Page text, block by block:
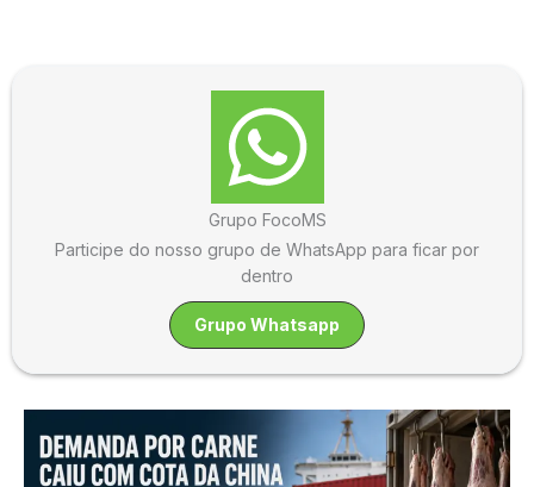
Grupo FocoMS
Participe do nosso grupo de WhatsApp para ficar por
dentro
Grupo Whatsapp